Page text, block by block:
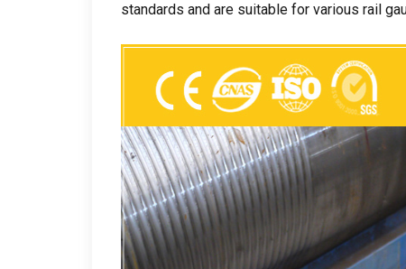
standards and are suitable for various rail